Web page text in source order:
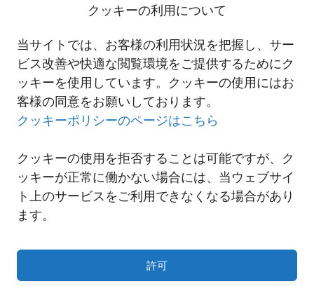
クッキーの利用について
当サイトでは、お客様の利用状況を把握し、サー
ビス改善や快適な閲覧環境をご提供するためにク
ッキーを使用しています。クッキーの使用にはお
客様の同意をお願いしております。
クッキーポリシーのページはこちら
クッキーの使用を拒否することは可能ですが、ク
ッキーが正常に働かない場合には、当ウェブサイ
ト上のサービスをご利用できなくなる場合があり
ます。
許可
画部・ESG担当（03-4332-5060 / esg@nnr-g.com）まで
一覧へ